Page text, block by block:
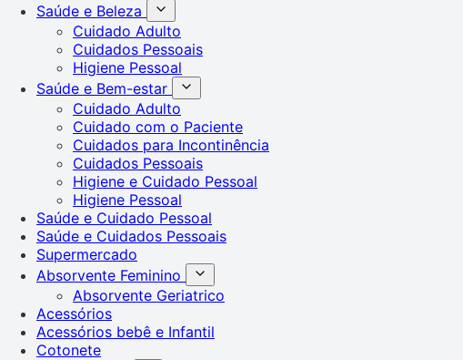
Saúde e Beleza
Cuidado Adulto
Cuidados Pessoais
Higiene Pessoal
Saúde e Bem-estar
Cuidado Adulto
Cuidado com o Paciente
Cuidados para Incontinência
Cuidados Pessoais
Higiene e Cuidado Pessoal
Higiene Pessoal
Saúde e Cuidado Pessoal
Saúde e Cuidados Pessoais
Supermercado
Absorvente Feminino
Absorvente Geriatrico
Acessórios
Acessórios bebê e Infantil
Cotonete